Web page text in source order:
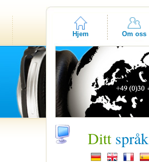
Hjem Om oss
Ditt språk